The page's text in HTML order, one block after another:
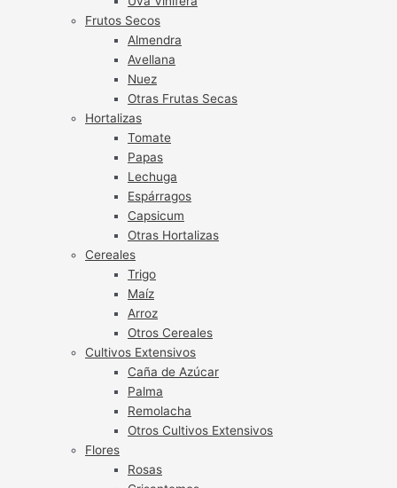
Frutos Secos
Almendra
Avellana
Nuez
Otras Frutas Secas
Hortalizas
Tomate
Papas
Lechuga
Espárragos
Capsicum
Otras Hortalizas
Cereales
Trigo
Maíz
Arroz
Otros Cereales
Cultivos Extensivos
Caña de Azúcar
Palma
Remolacha
Otros Cultivos Extensivos
Flores
Rosas